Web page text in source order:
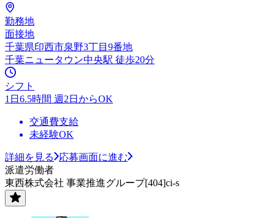
勤務地
面接地
千葉県印西市泉野3丁目9番地
千葉ニュータウン中央駅 徒歩20分
シフト
1日6.5時間 週2日からOK
交通費支給
未経験OK
詳細を見る
応募画面に進む
派遣労働者
東西株式会社 事業推進グループ[404]ci-s